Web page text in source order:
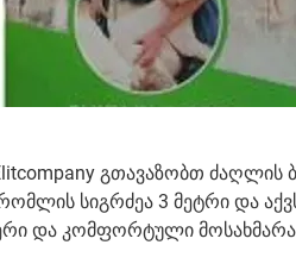
გთავაზობთ ძაღლის
სიგრძეა 3 მეტრი და
და კომფორტული